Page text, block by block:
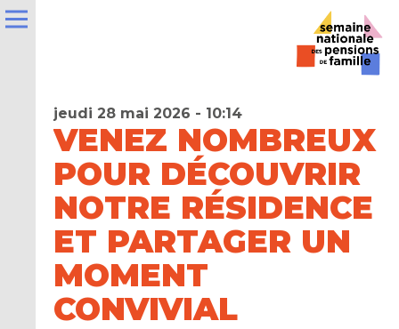
jeudi 28 mai 2026 - 10:14
VENEZ NOMBREUX
POUR DÉCOUVRIR
NOTRE RÉSIDENCE
ET PARTAGER UN
MOMENT
CONVIVIAL